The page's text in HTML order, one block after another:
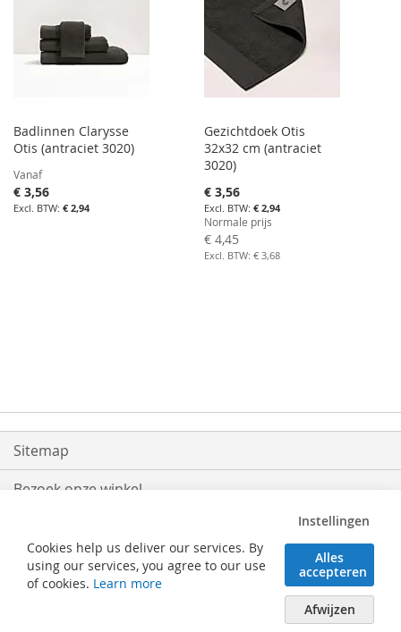
Badlinnen Clarysse
Otis (antraciet 3020)
Vanaf
€ 3,56
€ 2,94
Gezichtdoek Otis
32x32 cm (antraciet
3020)
Aanbiedingsprijs
€ 3,56
€ 2,94
Normale prijs
€ 4,45
€ 3,68
Sitemap
Bezoek onze winkel
Retouren
Cookies help us deliver our services. By
using our services, you agree to our use
of cookies. Learn more
Instellingen
Alles
accepteren
Afwijzen